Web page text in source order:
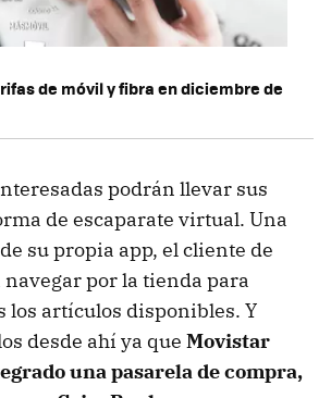
de móvil y fibra en diciembre de
podrán llevar sus
de escaparate virtual. Una
su propia app, el cliente de
por la tienda para
los artículos disponibles. Y
desde ahí ya que Movistar
una pasarela de compra,